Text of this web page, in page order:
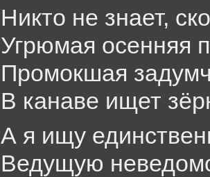
Никто не знает,
Угрюмая осенняя
Промокшая
В канаве ищет
А я ищу
Ведущую